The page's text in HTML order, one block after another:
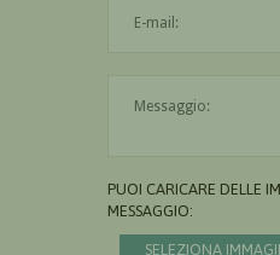
PUOI CARICARE DELLE
MESSAGGIO:
SELEZIONA